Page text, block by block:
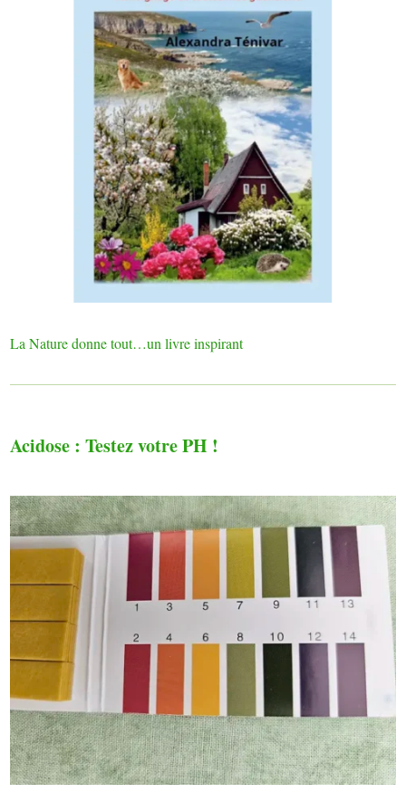
La Nature donne tout…un livre inspirant
Acidose : Testez votre PH !